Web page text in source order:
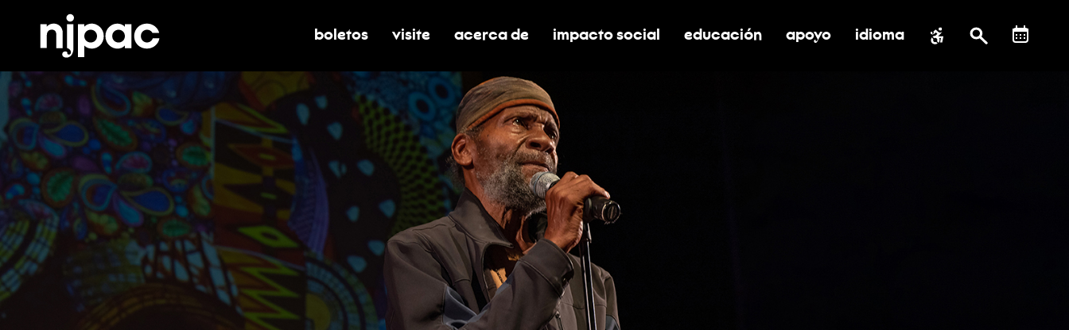
alternar submenú de boletos
boletos alternar submenú de visite
visite alternar submenú de acerca de
acerca de activar/desactivar el submenú de impacto social
impacto social alternar submenú de educación
educación alternar submenú de asistencia
apoyo idioma